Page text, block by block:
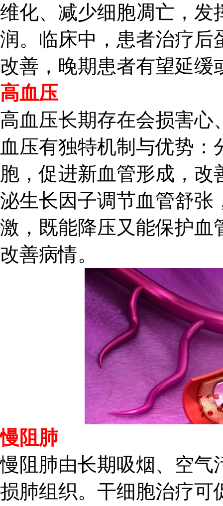
维化、减少细胞凋亡，发
润。临床中，患者治疗后
改善，晚期患者有望延缓
高血压
高血压长期存在会损害心
血压有独特机制与优势
胞，促进新血管形成，
泌生长因子调节血管舒张
激，既能降压又能保护血
改善病情。
慢阻肺
慢阻肺由长期吸烟、空气
损肺组织。干细胞治疗可